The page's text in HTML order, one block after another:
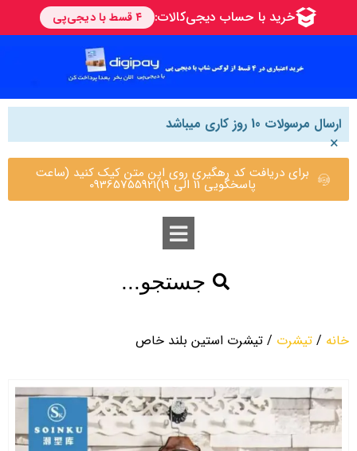
ارسال مرسولات 10 روز کاری میباشد
×
برای دریافت کد رهگیری روی این متن کیک کنید (ساعت
پاسخگویی 11 الی 19)09365755921
جستجو...
خانه / تیشرت / تیشرت استین بلند خاص